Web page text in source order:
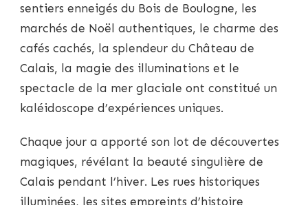
sentiers enneigés du Bois de Boulogne, les
marchés de Noël authentiques, le charme des
cafés cachés, la splendeur du Château de
Calais, la magie des illuminations et le
spectacle de la mer glaciale ont constitué un
kaléidoscope d’expériences uniques.
Chaque jour a apporté son lot de découvertes
magiques, révélant la beauté singulière de
Calais pendant l’hiver. Les rues historiques
illuminées, les sites empreints d’histoire